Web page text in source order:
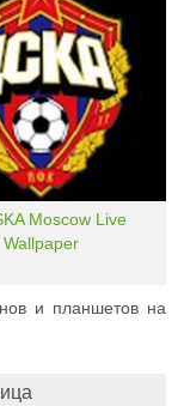
Moscow Live
Wallpaper
и планшетов на